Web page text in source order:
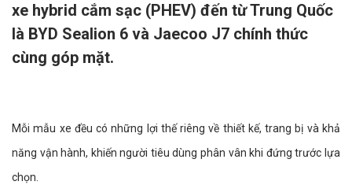
xe hybrid cắm sạc (PHEV) đến từ Trung Quốc
là BYD Sealion 6 và Jaecoo J7 chính thức
cùng góp mặt.
Mỗi mẫu xe đều có những lợi thế riêng về thiết kế, trang bị và khả
năng vận hành, khiến người tiêu dùng phân vân khi đứng trước lựa
chọn.